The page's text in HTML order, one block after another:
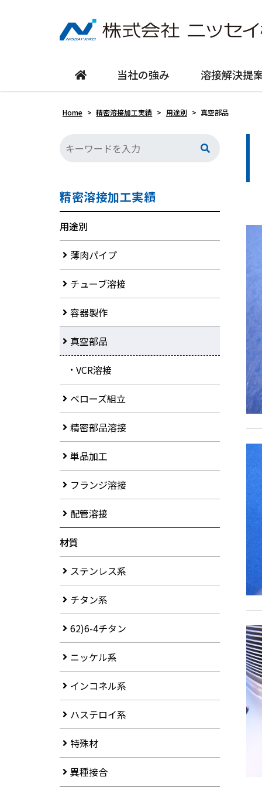
当社の強み 溶接解決提
Home > 精密溶接加工実績 > 用途別 > 真空部品
精密溶接加工実績
用途別
薄肉パイプ
チューブ溶接
容器製作
真空部品
VCR溶接
ベローズ組立
精密部品溶接
単品加工
フランジ溶接
配管溶接
材質
ステンレス系
チタン系
62)6-4チタン
ニッケル系
インコネル系
ハステロイ系
特殊材
異種接合